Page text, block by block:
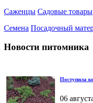
Саженцы Садовые товары
Семена Посадочный
Новости питомника
Поступила
06